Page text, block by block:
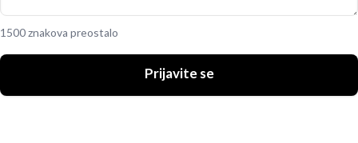
1500 znakova preostalo
Prijavite se